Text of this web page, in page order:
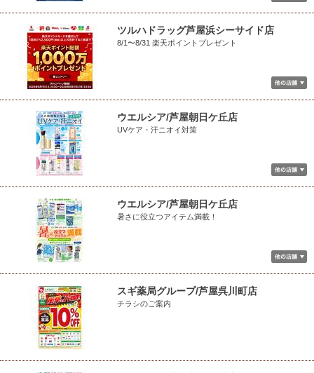
ツルハドラッグ芦屋浜シーサイド店
8/1〜8/31 楽天ポイントプレゼント
ウエルシア/芦屋朝日ケ丘店
UVケア・汗ニオイ対策
ウエルシア/芦屋朝日ケ丘店
暑さに役立つアイテム満載！
スギ薬局グループ/芦屋呉川町店
チラシのご案内